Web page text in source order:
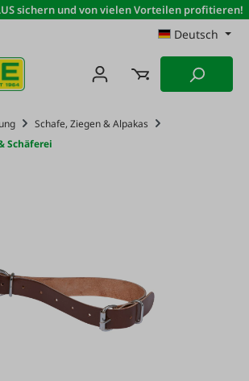
sichern und von vielen Vorteilen profitieren!
Deutsch
Schafe, Ziegen & Alpakas
Schäferei